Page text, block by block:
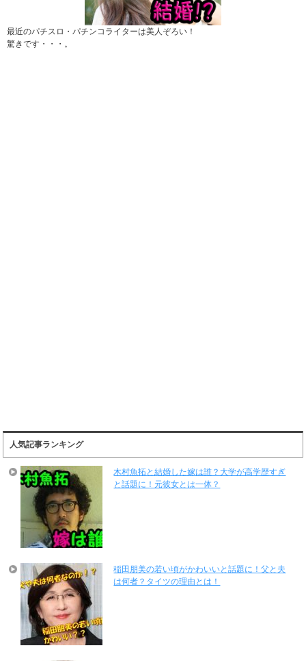
最近のパチスロ・パチンコライターは美人ぞろい！
驚きです・・・。
人気記事ランキング
木村魚拓と結婚した嫁は誰？大学が高学歴すぎ
と話題に！元彼女とは一体？
稲田朋美の若い頃がかわいいと話題に！父と夫
は何者？タイツの理由とは！